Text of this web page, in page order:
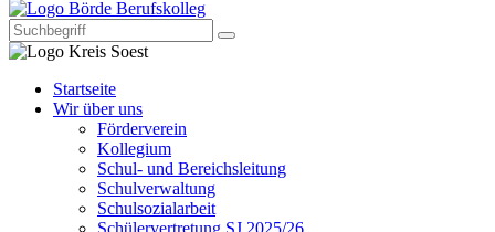
Startseite
Wir über uns
Förderverein
Kollegium
Schul- und Bereichsleitung
Schulverwaltung
Schulsozialarbeit